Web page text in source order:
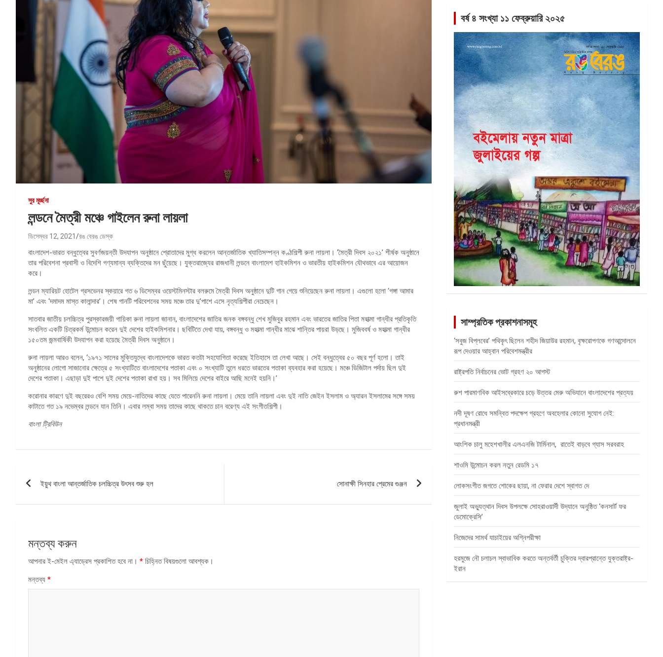
সুর মূর্চ্ছনা
লন্ডনে মৈত্রী মঞ্চে গাইলেন রুনা লায়লা
ডিসেম্বর 12, 2021 রঙ বেরঙ ডেস্ক
বাংলাদেশ-ভারত বন্ধুত্বের সুবর্ণজয়ন্তী উদযাপন অনুষ্ঠানে শ্রোতাদের মুগ্ধ করলেন আন্তর্জাতিক খ্যাতিসম্পন্ন কণ্ঠশিল্পী রুনা লায়লা। ‘মৈত্রী দিবস ২০২১’ শীর্ষক অনুষ্ঠানে
তার পরিবেশনা প্রবাসী ও বিদেশি গণ্যমান্য ব্যক্তিদের মন ছুঁয়েছে। যুক্তরাজ্যের রাজধানী লন্ডনে বাংলাদেশ হাইকমিশন ও ভারতীয় হাইকমিশন যৌথভাবে এর আয়োজন
করে।
লন্ডন ম্যারিয়ট হোটেল গ্রসভেনর স্কয়ারে গত ৬ ডিসেম্বর ওয়েস্টমিনস্টার বলরুমে মৈত্রী দিবস অনুষ্ঠানে দুটি গান গেয়ে শুনিয়েছেন রুনা লায়লা। এগুলো হলো ‘গঙ্গা আমার
মা’ এবং ‘দমাদম মাস্ত কালান্দার’। শেষ গানটি পরিবেশনের সময় মঞ্চে তার দু’পাশে এসে নৃত্যশিল্পীরা নেচেছেন।
সাতবার জাতীয় চলচ্চিত্র পুরস্কারজয়ী গায়িকা রুনা লায়লা জানান, বাংলাদেশের জাতির জনক বঙ্গবন্ধু শেখ মুজিবুর রহমান এবং ভারতের জাতির পিতা মহাত্মা গান্ধীর প্রতিকৃতি
সংবলিত একটি চিত্রকর্ম উন্মোচন করেন দুই দেশের হাইকমিশনার। ছবিটিতে দেখা যায়, বঙ্গবন্ধু ও মহাত্মা গান্ধীর মাঝে শান্তির পায়রা উড়ছে। মুজিববর্ষ ও মহাত্মা গান্ধীর
১৫০তম জন্মবার্ষিকী উদযাপন করা হয়েছে মৈত্রী দিবস অনুষ্ঠানে।
রুনা লায়লা আরও বলেন, ‘১৯৭১ সালের মুক্তিযুদ্ধে বাংলাদেশকে ভারত কতটা সহযোগিতা করেছে ইতিহাসে তা লেখা আছে। সেই বন্ধুত্বের ৫০ বছর পূর্ণ হলো। তাই
অনুষ্ঠানের লোগো সাজানোর ক্ষেত্রে ৫ সংখ্যাটিতে বাংলাদেশের পতাকা এবং ০ সংখ্যাটি তুলে ধরতে ভারতের পতাকা ব্যবহার করা হয়েছে। মঞ্চে ডিজিটাল পর্দায় ছিল দুই
দেশের পতাকা। এছাড়া দুই পাশে দুই দেশের পতাকা রাখা হয়। সব মিলিয়ে দেশের বাইরে আছি মনেই হয়নি।’
করোনার কারণে দুই বছরেরও বেশি সময় মেয়ে-নাতিদের কাছে যেতে পারেননি রুনা লায়লা। মেয়ে তানি লায়লা এবং দুই নাতি জেইন ইসলাম ও অ্যারন ইসলামের সঙ্গে সময়
কাটাতে গত ১৯ নভেম্বর লন্ডনে যান তিনি। এবার লম্বা সময় তাদের কাছে থাকতে চান বরেণ্য এই সংগীতশিল্পী।
বাংলা ট্রিবিউন
ন্যাভিগেশন
ইয়ুথ বাংলা আন্তর্জাতিক চলচ্চিত্র উৎসব শুরু হল সোনাক্ষী সিনহার প্রেমের গুঞ্জন
মন্তব্য করুন
আপনার ই-মেইল এ্যাড্রেস প্রকাশিত হবে না। * চিহ্নিত বিষয়গুলো আবশ্যক।
মন্তব্য *
বর্ষ ৪ সংখ্যা ১১ ফেব্রুয়ারি ২০২৫
সাম্প্রতিক প্রকাশনাসমূহ
‘সবুজ বিপ্লবের’ পথিকৃৎ ছিলেন শহীদ জিয়াউর রহমান, বৃক্ষরোপণকে গণআন্দোলনে
রূপ দেওয়ার আহ্বান পরিবেশমন্ত্রীর
রাষ্ট্রপতি নির্বাচনের ভোট গ্রহণ ২০ আগস্ট
রুশ পারমাণবিক আইসব্রেকারে চড়ে উত্তর মেরু অভিযানে বাংলাদেশের প্রত্যয়
নদী দূষণ রোধে সমন্বিত পদক্ষেপ গ্রহণে অবহেলার কোনো সুযোগ নেই:
প্রধানমন্ত্রী
আংশিক চালু মহেশখালীর এলএনজি টার্মিনাল, রাতেই বাড়বে গ্যাস সরবরাহ
শাওমি উন্মোচন করল নতুন রেডমি ১৭
লোকসংগীত জগতে শোকের ছায়া, না ফেরার দেশে স্বাগত দে
জুলাই অভ্যুত্থান দিবস উপলক্ষে সোহরাওয়ার্দী উদ্যানে অনুষ্ঠিত ‘কনসার্ট ফর
ডেমোক্রেসি’
নিজেদের সামর্থ যাচাইয়ের অগ্নিপরীক্ষা
হরমুজে নৌ চলাচল স্বাভাবিক করতে অন্তর্বর্তী চুক্তির দ্বারপ্রান্তে যুক্তরাষ্ট্র-
ইরান